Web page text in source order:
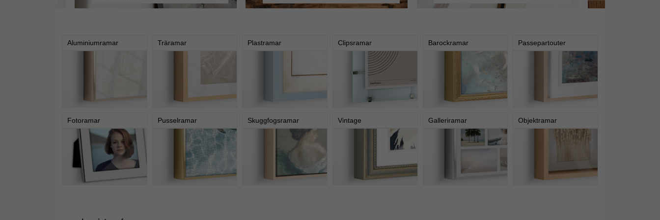
Aluminiumramar Träramar Plastramar Clipsramar Barockramar Passepartouter
Fotoramar Pusselramar Skuggfogsramar Vintage Galleriramar Objektramar